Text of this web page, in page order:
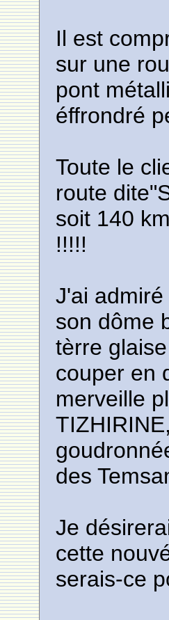
Il est
sur une
pont
éffrondré
Toute le
route
soit 140
!!!!!
J'ai
son dôme
tèrre
couper en
merveille
des
Je
cette
serais-ce